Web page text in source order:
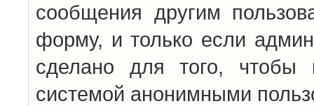
сообщения другим
форму, и только если
сделано для того, чтобы
системой анонимными